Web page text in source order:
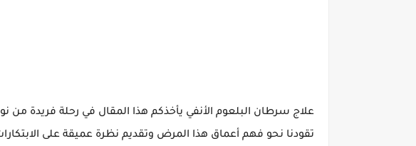
علاج سرطان البلعوم الأنفي يأخذكم هذا المقال في رحلة فريدة من
تقودنا نحو فهم أعماق هذا المرض وتقديم نظرة عميقة على